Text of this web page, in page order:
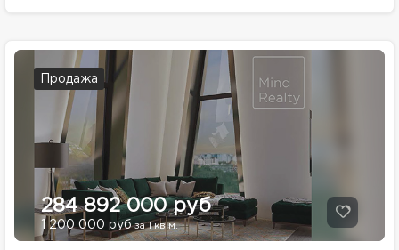
Продажа
284 892 000 руб
1 200 000 рубза 1 кв.м.